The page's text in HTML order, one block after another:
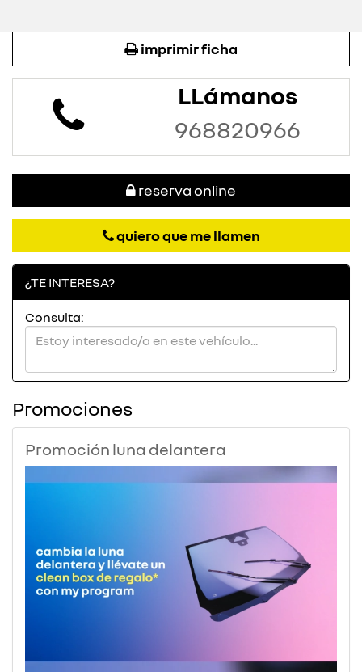
imprimir ficha
LLámanos
968820966
reserva online
quiero que me llamen
¿TE INTERESA?
Consulta:
Promociones
Promoción luna delantera